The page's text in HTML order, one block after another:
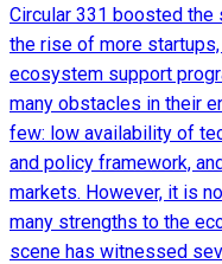
Circular 331 boosted
the rise of more
ecosystem support
many obstacles in their
few: low availability of
and policy framework,
markets. However, it is
many strengths to the
scene has witnessed